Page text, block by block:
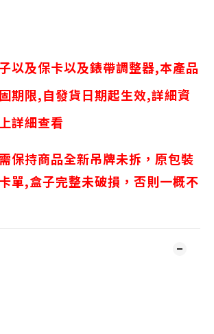
以及保卡以及錶帶調整器,本產品
期限,自發貨日期起生效,詳細資
詳細查看
保持商品全新吊牌未拆，原包裝
單,盒子完整未破損，否則一概不